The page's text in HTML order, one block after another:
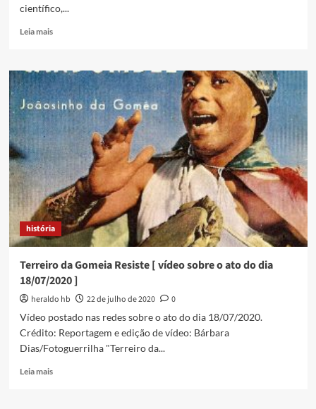
científico,...
Leia maisRead
Pandemia
na
Baixada
Fluminense
onde
a
Covid-
19
nunca
teve
credibilidade
história
Terreiro da Gomeia Resiste [ vídeo sobre o ato do dia
18/07/2020 ]
heraldo hb 22 de julho de 2020
0
Vídeo postado nas redes sobre o ato do dia 18/07/2020.
Crédito: Reportagem e edição de vídeo: Bárbara
Dias/Fotoguerrilha "Terreiro da...
Leia maisRead